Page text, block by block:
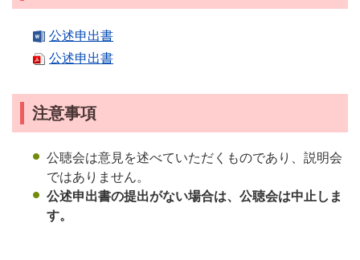
公述申出書
公述申出書
注意事項
公聴会は意見を述べていただくものであり、説明会
ではありません。
公述申出書の提出がない場合は、公聴会は中止しま
す。